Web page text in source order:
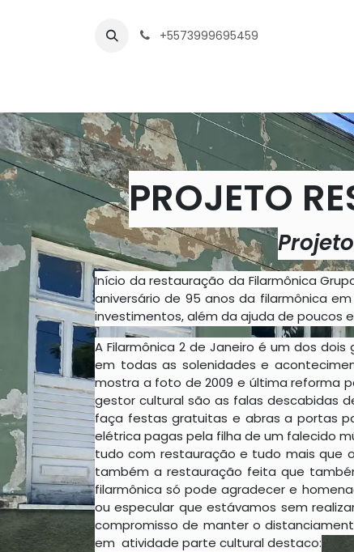
+5573999695459
PROJETO
Início da restauração da Filarmônica
aniversário de 95 anos da filarmônica
investimentos, além da ajuda de poucos
A Filarmônica 2 de Janeiro é um dos
em todas as solenidades e
mostra a foto de 2009 e última reforma
gestor cultural são as falas descabidas
faça festas gratuitas e abras a portas
elétrica pagas pela filha de um falecido
tudo com restauração e tudo mais que
também a restauração feita que
filarmônica só pode agradecer e
ou especular que estávamos sem
compromisso de manter o
em atividade parte cultural destaco: